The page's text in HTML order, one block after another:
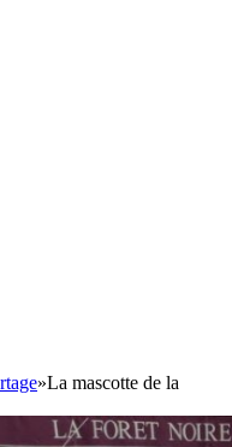
»La mascotte de la